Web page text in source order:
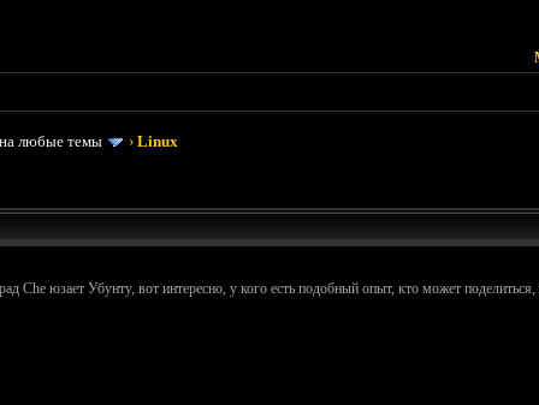
любые темы ›Linux
Che юзает Убунту, вот интересно, у кого есть подобный опыт, кто может